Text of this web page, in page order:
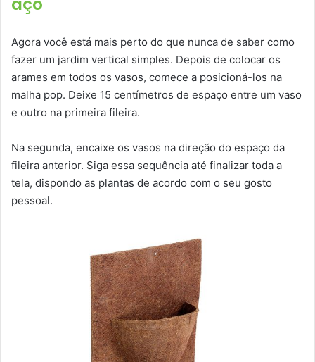
Agora você está mais perto do que nunca de saber como
fazer um jardim vertical simples. Depois de colocar os
arames em todos os vasos, comece a posicioná-los na
malha pop. Deixe 15 centímetros de espaço entre um vaso
e outro na primeira fileira.
Na segunda, encaixe os vasos na direção do espaço da
fileira anterior. Siga essa sequência até finalizar toda a
tela, dispondo as plantas de acordo com o seu gosto
pessoal.